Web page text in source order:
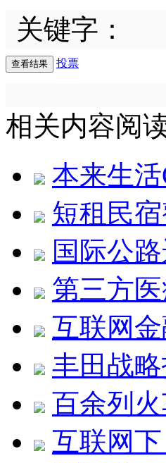
关键字：
投票
相关内容阅
本来生
短租民
国际公
第三方
互联网
丰田战
百余列
互联网